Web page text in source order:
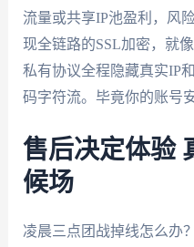
流量或共享IP池盈利，风
现全链路的SSL加密，就
私有协议全程隐藏真实IP
码字符流。毕竟你的账号
售后决定体验
候场
凌晨三点团战掉线怎么办